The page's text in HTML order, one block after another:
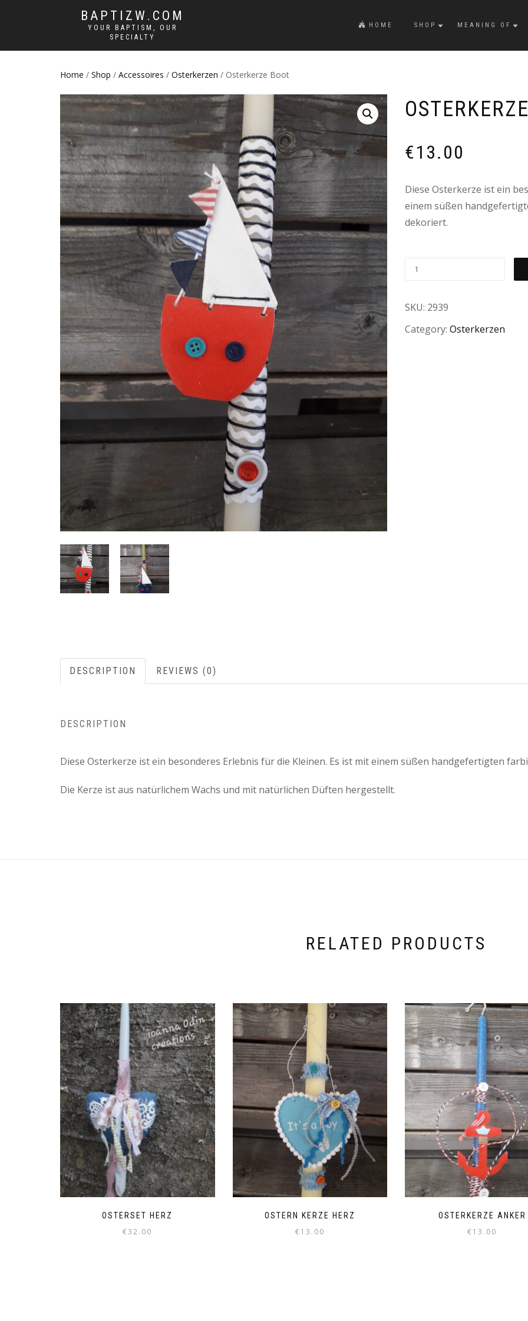
BAPTIZW.COM
YOUR BAPTISM, OUR
SPECIALTY
HOME SHOP MEANING OF
Home / Shop / Accessoires / Osterkerzen / Osterkerze Boot
€13.00
Diese Osterkerze ist ein
einem süßen
dekoriert.
SKU: 2939
Category: Osterkerzen
DESCRIPTION REVIEWS (0)
DESCRIPTION
Diese Osterkerze ist ein besonderes Erlebnis für die Kleinen. Es ist mit einem süßen handgefertigten
Die Kerze ist aus natürlichem Wachs und mit natürlichen Düften hergestellt.
RELATED PRODUCTS
OSTERSET HERZ
€32.00
OSTERN KERZE HERZ
€13.00
OSTERKERZE ANKER
€13.00